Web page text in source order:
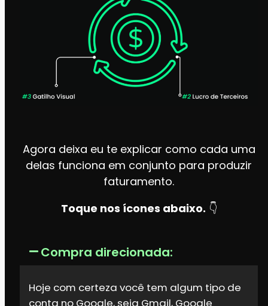
Agora deixa eu te explicar como cada uma
delas funciona em conjunto para produzir
faturamento.
Toque nos ícones abaixo. 👇
Compra direcionada:
Hoje com certeza você tem algum tipo de